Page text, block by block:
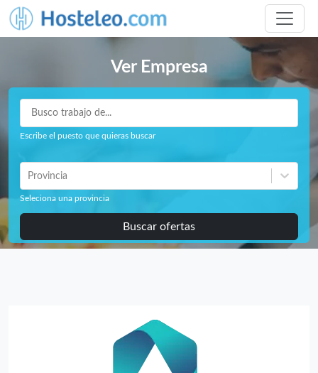
Ver Empresa
Escribe el puesto que quieras buscar
Provincia
Seleciona una provincia
Buscar ofertas